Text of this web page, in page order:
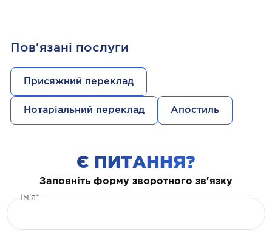
Пов'язані послуги
Присяжний переклад
Нотаріальний переклад Апостиль
Є ПИТАННЯ?
Заповніть форму зворотного зв'язку
Ім'я*